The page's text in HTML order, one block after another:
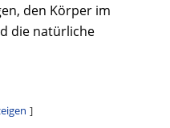
den Körper im
die natürliche